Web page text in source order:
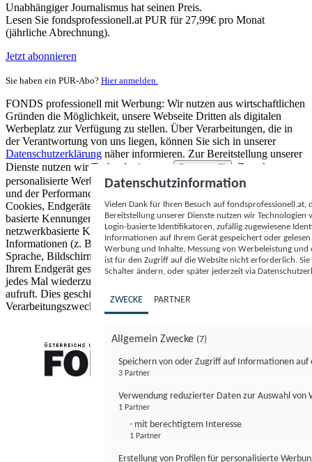
Unabhängiger Journalismus hat seinen Preis.
Lesen Sie fondsprofessionell.at PUR für 27,99€ pro Monat
(jährliche Abrechnung).
Jetzt abonnieren
Sie haben ein PUR-Abo? Hier anmelden.
FONDS professionell mit Werbung: Wir nutzen aus wirtschaftlichen
Gründen die Möglichkeit, unsere Webseite Dritten als digitalen
Werbeplatz zur Verfügung zu stellen. Über Verarbeitungen, die in
der Verantwortung von uns liegen, können Sie sich in unserer
Datenschutzerklärung näher informieren. Zur Bereitstellung unserer
Dienste nutzen wir Technologien von
Partnern (5)
. Zwecke:
personalisierte Werbung und Inhalte, Messung von Werbeleistung
und der Performance von Inhalten sowie Zielgruppenforschung.
Cookies, Endgeräte- oder ähnliche Online-Kennungen (z. B. login-
basierte Kennungen, zufällig generierte Kennungen,
netzwerkbasierte Kennungen) können zusammen mit anderen
Informationen (z. B. Browsertyp und Browserinformationen,
Sprache, Bildschirmgröße, unterstützte Technologien usw.) auf
Ihrem Endgerät gespeichert oder von dort ausgelesen werden, um es
jedes Mal wiederzuerkennen, wenn es eine App oder einer Webseite
aufruft. Dies geschieht für einen oder mehrere der hier aufgeführten
Verarbeitungszwecke.
Datenschutzinformation
Vielen Dank für Ihren Besuch auf
Bereitstellung unserer Dienste nutzen wir Technologien
Login-basierte Identifikatoren, zufällig zugewiesene
Informationen auf Ihrem Gerät gespeichert oder
Werbung und Inhalte, Messung von Werbeleistung
ist für den Zugriff auf die Website nicht erforderlich.
Schalter ändern, oder später jederzeit via
ZWECKE PARTNER
Allgemein Zwecke (7)
Speichern von oder Zugriff auf Informationen auf
3 Partner
Verwendung reduzierter Daten zur Auswahl von
1 Partner
- mit berechtigtem Interesse
1 Partner
Erstellung von Profilen für personalisierte
FONDS professionell